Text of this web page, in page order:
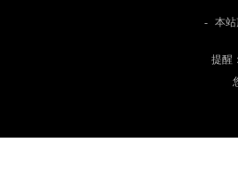
- 本站
提醒